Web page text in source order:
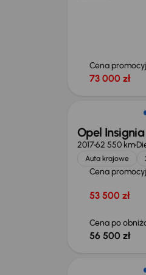
Cena
73 000 zł
Taniej o 1 000 zł
Opel Insignia
201762 550 km
Auta krajowe
Cena
53 500 zł
Cena po
56 500 zł